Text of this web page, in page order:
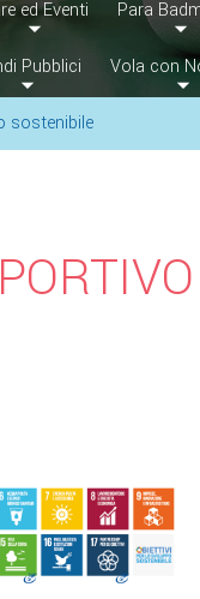
ed Eventi Para
Pubblici Vola con
sostenibile